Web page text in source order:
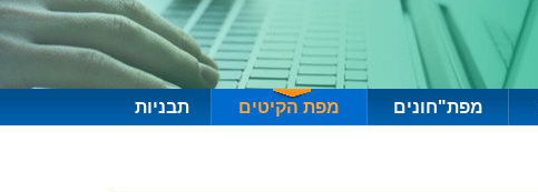
מפת"חונים מפת הקיטים תבניות